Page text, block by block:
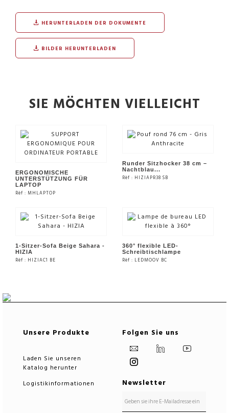
HERUNTERLADEN DER DOKUMENTE
BILDER HERUNTERLADEN
SIE MÖCHTEN VIELLEICHT
SIEHE DAS PRODUKT
ERGONOMISCHE
UNTERSTÜTZUNG FÜR
LAPTOP
Rèf : MHLAPTOP
SIEHE DAS PRODUKT
Runder Sitzhocker 38 cm –
Nachtblau...
Rèf : HIZIAPR38 SB
1-Sitzer-Sofa Beige Sahara -
HIZIA
Rèf : HIZIAC1 BE
360° flexible LED-
Schreibtischlampe
Rèf : LEDMOOV BC
Unsere Produkte
Laden Sie unseren
Katalog herunter
Logistikinformationen
Folgen Sie uns
Newsletter